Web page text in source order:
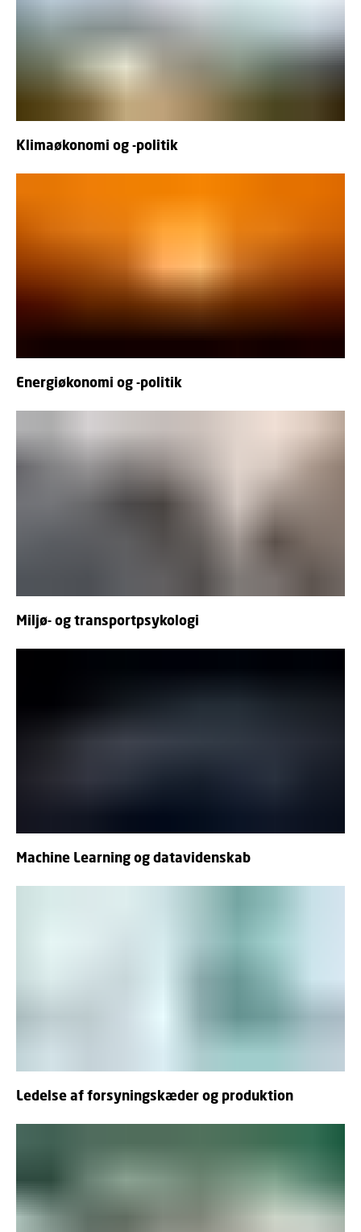
Klimaøkonomi og -politik
Energiøkonomi og -politik
Miljø- og transportpsykologi
Machine Learning og datavidenskab
Ledelse af forsyningskæder og produktion